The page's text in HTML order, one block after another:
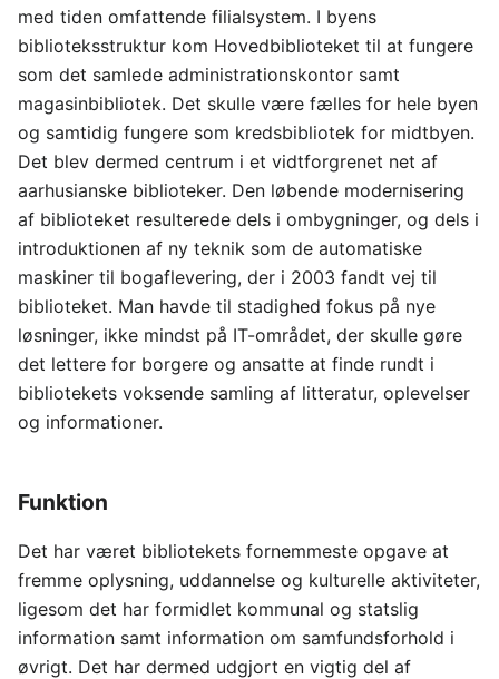
med tiden omfattende filialsystem. I byens
biblioteksstruktur kom Hovedbiblioteket til at fungere
som det samlede administrationskontor samt
magasinbibliotek. Det skulle være fælles for hele byen
og samtidig fungere som kredsbibliotek for midtbyen.
Det blev dermed centrum i et vidtforgrenet net af
aarhusianske biblioteker. Den løbende modernisering
af biblioteket resulterede dels i ombygninger, og dels i
introduktionen af ny teknik som de automatiske
maskiner til bogaflevering, der i 2003 fandt vej til
biblioteket. Man havde til stadighed fokus på nye
løsninger, ikke mindst på IT-området, der skulle gøre
det lettere for borgere og ansatte at finde rundt i
bibliotekets voksende samling af litteratur, oplevelser
og informationer.
Funktion
Det har været bibliotekets fornemmeste opgave at
fremme oplysning, uddannelse og kulturelle aktiviteter,
ligesom det har formidlet kommunal og statslig
information samt information om samfundsforhold i
øvrigt. Det har dermed udgjort en vigtig del af